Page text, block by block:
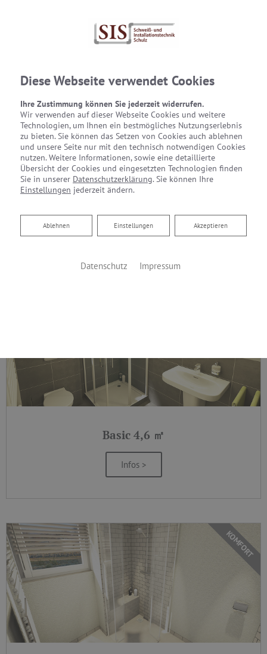
Basic 4,6 ㎡
Infos >
KOMFORT
Diese Webseite verwendet Cookies
Ihre Zustimmung können Sie jederzeit widerrufen.
Wir verwenden auf dieser Webseite Cookies und weitere
Technologien, um Ihnen ein bestmögliches Nutzungserlebnis
zu bieten. Sie können das Setzen von Cookies auch ablehnen
und unsere Seite nur mit den technisch notwendigen Cookies
nutzen. Weitere Informationen, sowie eine detaillierte
Übersicht der Cookies und eingesetzten Technologien finden
Sie in unserer Datenschutzerklärung. Sie können Ihre
Einstellungen jederzeit ändern.
Akzeptieren
Einstellungen
Ablehnen
Ablehnen
Datenschutz Impressum